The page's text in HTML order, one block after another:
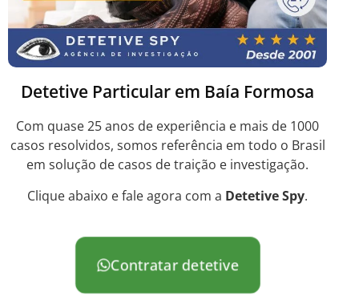
Detetive Particular em Baía Formosa
Com quase 25 anos de experiência e mais de 1000
casos resolvidos, somos referência em todo o Brasil
em solução de casos de traição e investigação.
Clique abaixo e fale agora com a Detetive Spy.
Contratar detetive